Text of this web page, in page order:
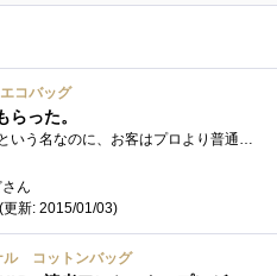
コバッグ
らった。
業務スーパーという名なのに、お客はプロより普通の家庭の人の方が多いです（謎）。http://www.kobebussan.co.jp/（ちなみに、ほんとうの素人お断り店�...
ん
(更新: 2015/01/03)
コットンバッグ